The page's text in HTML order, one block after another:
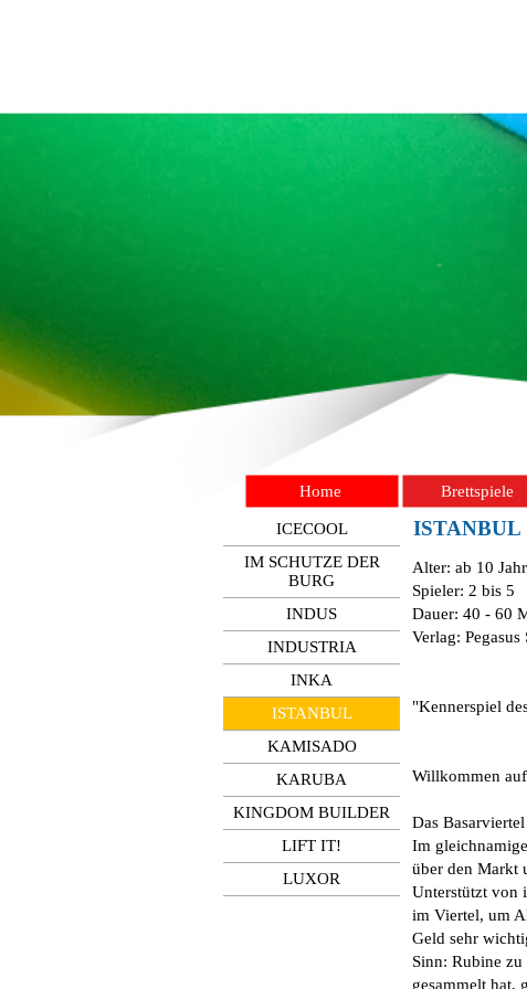
Home Brettspiele
ICECOOL
IM SCHUTZE DER
BURG
INDUS
INDUSTRIA
INKA
ISTANBUL
KAMISADO
KARUBA
KINGDOM BUILDER
LIFT IT!
LUXOR
ISTANBUL
Alter: ab 10
Spieler: 2 bis 5
Dauer: 40 - 60
Verlag: Pegasus
"Kennerspiel
Willkommen
Das
Im
über den Markt
Unterstützt von
im Viertel, um
Geld sehr
Sinn: Rubine
gesammelt hat,